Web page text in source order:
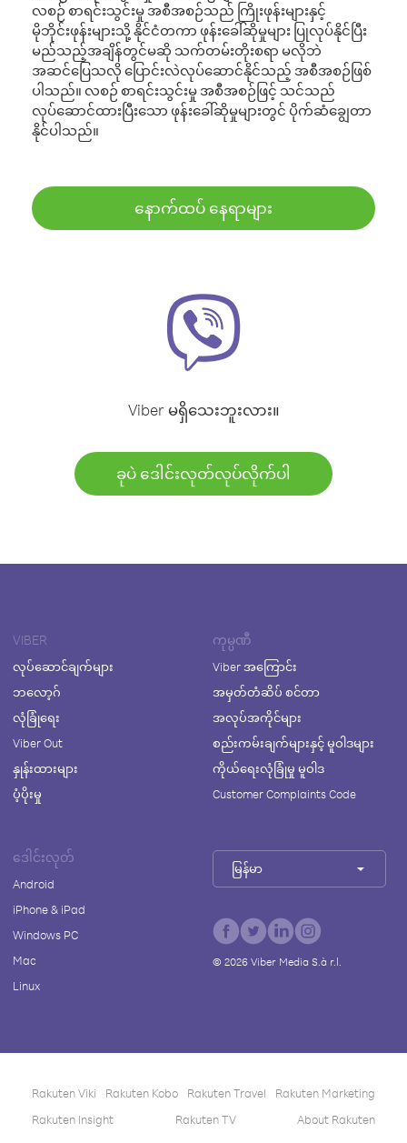
လစဉ် စာရင်းသွင်းမှု အစီအစဉ်သည် ကြိုးဖုန်းများနှင့်
မိုဘိုင်းဖုန်းများသို့ နိုင်ငံတကာ ဖုန်းခေါ်ဆိုမှုများ ပြုလုပ်နိုင်ပြီး
မည်သည့်အချိန်တွင်မဆို သက်တမ်းတိုးစရာ မလိုဘဲ
အဆင်ပြေသလို ပြောင်းလဲလုပ်ဆောင်နိုင်သည့် အစီအစဉ်ဖြစ်
ပါသည်။ လစဉ် စာရင်းသွင်းမှု အစီအစဉ်ဖြင့် သင်သည်
လုပ်ဆောင်ထားပြီးသော ဖုန်းခေါ်ဆိုမှုများတွင် ပိုက်ဆံချွေတာ
နိုင်ပါသည်။
နောက်ထပ် နေရာများ
Viber မရှိသေးဘူးလား။
ခုပဲ ဒေါင်းလုတ်လုပ်လိုက်ပါ
VIBER
လုပ်ဆောင်ချက်များ
ဘလော့ဂ်
လုံခြုံရေး
Viber Out
နှုန်းထားများ
ပံ့ပိုးမှု
ကုမ္ပဏီ
Viber အကြောင်း
အမှတ်တံဆိပ် စင်တာ
အလုပ်အကိုင်များ
စည်းကမ်းချက်များနှင့် မူဝါဒများ
ကိုယ်ရေးလုံခြုံမှု မူဝါဒ
Customer Complaints Code
ဒေါင်းလုတ်
Android
iPhone & iPad
Windows PC
Mac
Linux
မြန်မာ
© 2026Viber Media S.à r.l.
Rakuten Viki Rakuten Kobo Rakuten Travel
Rakuten Marketing
Rakuten Insight
Rakuten TV About Rakuten